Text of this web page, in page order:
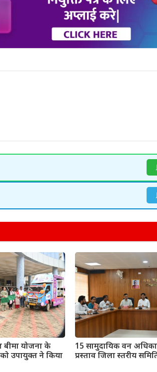
बीमा योजना के
उपायुक्त ने किया
15 सामुदायिक वन
प्रस्ताव जिला स्तरीय